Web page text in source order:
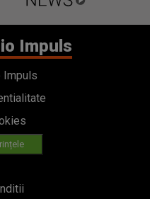
Impuls
Impuls